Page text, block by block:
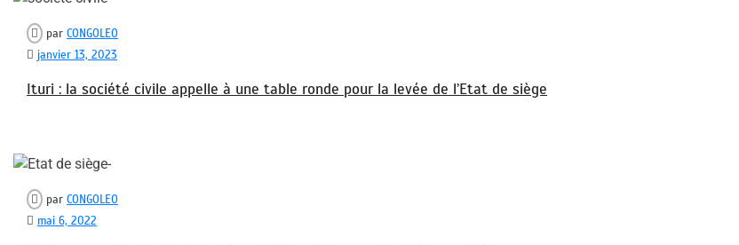
par CONGOLEO
janvier 13, 2023
Ituri : la société civile appelle à une table ronde pour la levée de l’Etat de siège
par CONGOLEO
mai 6, 2022